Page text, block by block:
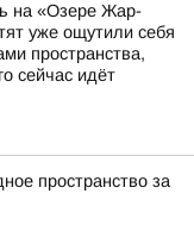
на «Озере Жар-
уже ощутили себя
пространства,
сейчас идёт
пространство за